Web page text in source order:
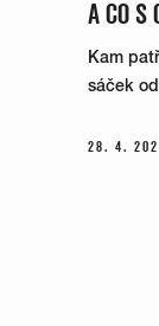
A CO S
Kam
sáček
28. 4.